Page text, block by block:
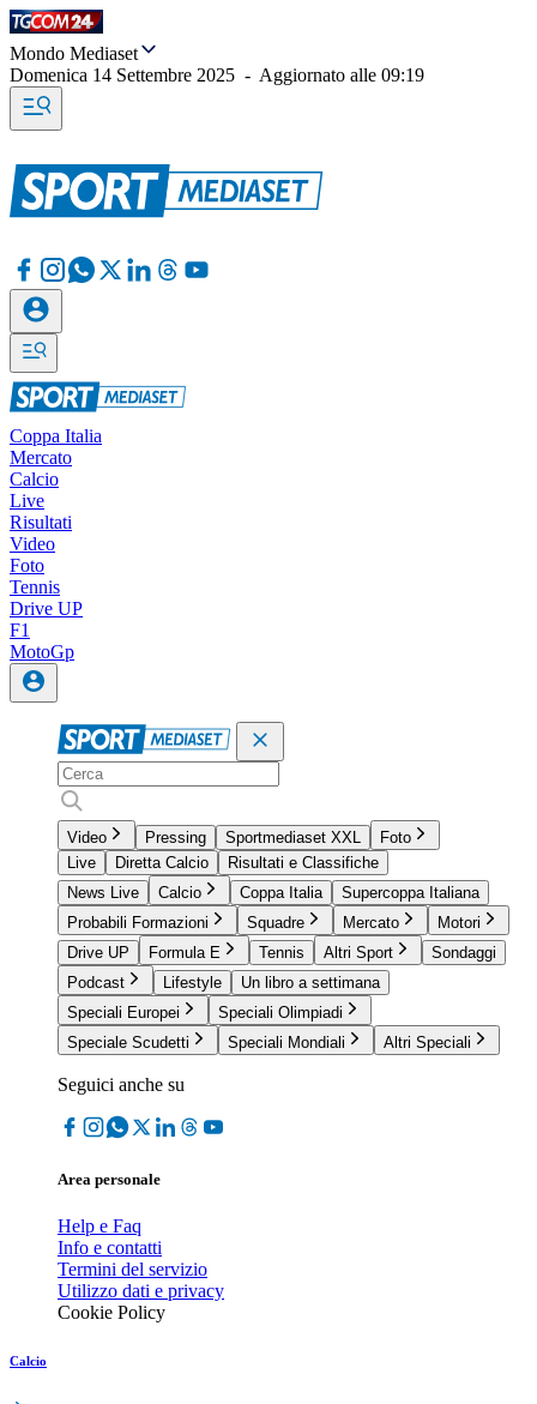
Mondo Mediaset
Domenica 14 Settembre 2025 - Aggiornato alle 09:19
Coppa Italia
Mercato
Calcio
Live
Risultati
Video
Foto
Tennis
Drive UP
F1
MotoGp
Video Pressing Sportmediaset XXL
Foto
Live
Diretta Calcio
Risultati e Classifiche
News Live
Calcio Coppa Italia
Supercoppa Italiana
Probabili Formazioni
Squadre Mercato
Motori
Drive UP
Formula E Tennis Altri Sport
Sondaggi
Podcast
Lifestyle
Un libro a settimana
Speciali Europei
Speciali Olimpiadi
Speciale Scudetti
Speciali Mondiali Altri Speciali
Seguici anche su
Area personale
Help e Faq
Info e contatti
Termini del servizio
Utilizzo dati e privacy
Cookie Policy
Calcio